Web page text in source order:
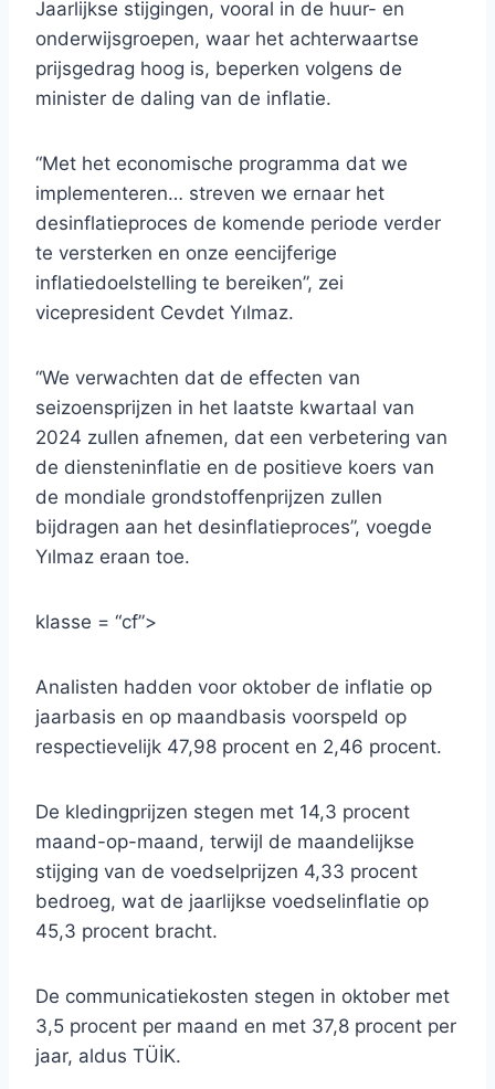
Jaarlijkse stijgingen, vooral in de huur- en
onderwijsgroepen, waar het achterwaartse
prijsgedrag hoog is, beperken volgens de
minister de daling van de inflatie.
“Met het economische programma dat we
implementeren… streven we ernaar het
desinflatieproces de komende periode verder
te versterken en onze eencijferige
inflatiedoelstelling te bereiken”, zei
vicepresident Cevdet Yılmaz.
“We verwachten dat de effecten van
seizoensprijzen in het laatste kwartaal van
2024 zullen afnemen, dat een verbetering van
de diensteninflatie en de positieve koers van
de mondiale grondstoffenprijzen zullen
bijdragen aan het desinflatieproces”, voegde
Yılmaz eraan toe.
klasse = “cf”>
Analisten hadden voor oktober de inflatie op
jaarbasis en op maandbasis voorspeld op
respectievelijk 47,98 procent en 2,46 procent.
De kledingprijzen stegen met 14,3 procent
maand-op-maand, terwijl de maandelijkse
stijging van de voedselprijzen 4,33 procent
bedroeg, wat de jaarlijkse voedselinflatie op
45,3 procent bracht.
De communicatiekosten stegen in oktober met
3,5 procent per maand en met 37,8 procent per
jaar, aldus TÜİK.